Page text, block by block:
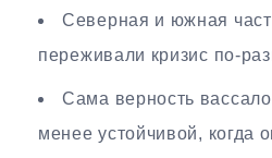
Северная и южная
переживали кризис по-
Сама верность
менее устойчивой, когда